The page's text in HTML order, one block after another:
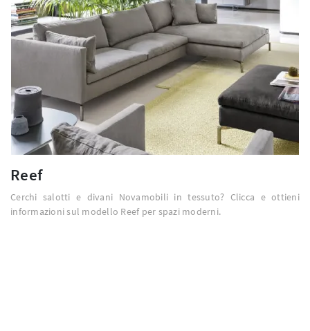
Reef
Cerchi salotti e divani Novamobili in tessuto? Clicca e ottieni
informazioni sul modello Reef per spazi moderni.